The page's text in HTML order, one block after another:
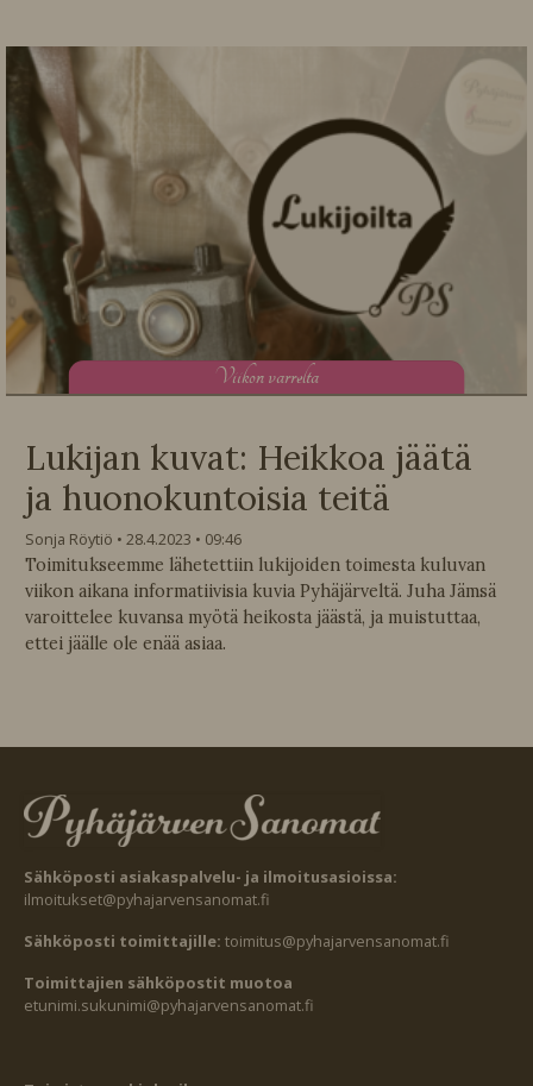
Viikon varrelta
Lukijan kuvat: Heikkoa jäätä
ja huonokuntoisia teitä
Sonja Röytiö 28.4.2023
09:46
Toimitukseemme lähetettiin lukijoiden toimesta kuluvan
viikon aikana informatiivisia kuvia Pyhäjärveltä. Juha Jämsä
varoittelee kuvansa myötä heikosta jäästä, ja muistuttaa,
ettei jäälle ole enää asiaa.
Sähköposti asiakaspalvelu- ja ilmoitusasioissa:
ilmoitukset@pyhajarvensanomat.fi
Sähköposti toimittajille: toimitus@pyhajarvensanomat.fi
Toimittajien sähköpostit muotoa
etunimi.sukunimi@pyhajarvensanomat.fi